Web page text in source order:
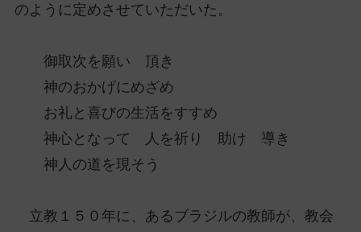
のように定めさせていただいた。
御取次を願い 頂き
神のおかげにめざめ
お礼と喜びの生活をすすめ
神心となって 人を祈り 助け 導き
神人の道を現そう
立教１５０年に、あるブラジルの教師が、教会